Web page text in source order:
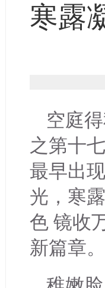
寒露
空庭
之第十
最早出
光，寒
色 镜收
新篇章。